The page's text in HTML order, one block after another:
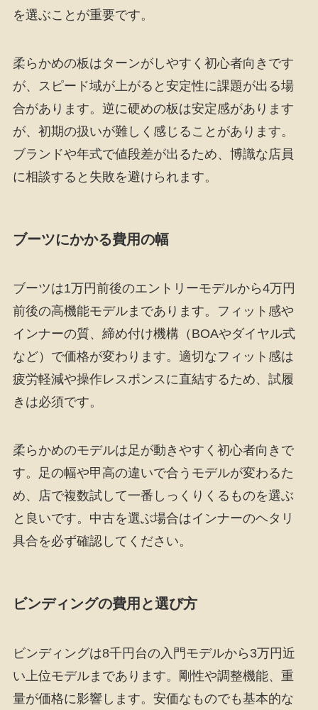
を選ぶことが重要です。
柔らかめの板はターンがしやすく初心者向きです
が、スピード域が上がると安定性に課題が出る場
合があります。逆に硬めの板は安定感があります
が、初期の扱いが難しく感じることがあります。
ブランドや年式で値段差が出るため、博識な店員
に相談すると失敗を避けられます。
ブーツにかかる費用の幅
ブーツは1万円前後のエントリーモデルから4万円
前後の高機能モデルまであります。フィット感や
インナーの質、締め付け機構（BOAやダイヤル式
など）で価格が変わります。適切なフィット感は
疲労軽減や操作レスポンスに直結するため、試履
きは必須です。
柔らかめのモデルは足が動きやすく初心者向きで
す。足の幅や甲高の違いで合うモデルが変わるた
め、店で複数試して一番しっくりくるものを選ぶ
と良いです。中古を選ぶ場合はインナーのヘタリ
具合を必ず確認してください。
ビンディングの費用と選び方
ビンディングは8千円台の入門モデルから3万円近
い上位モデルまであります。剛性や調整機能、重
量が価格に影響します。安価なものでも基本的な